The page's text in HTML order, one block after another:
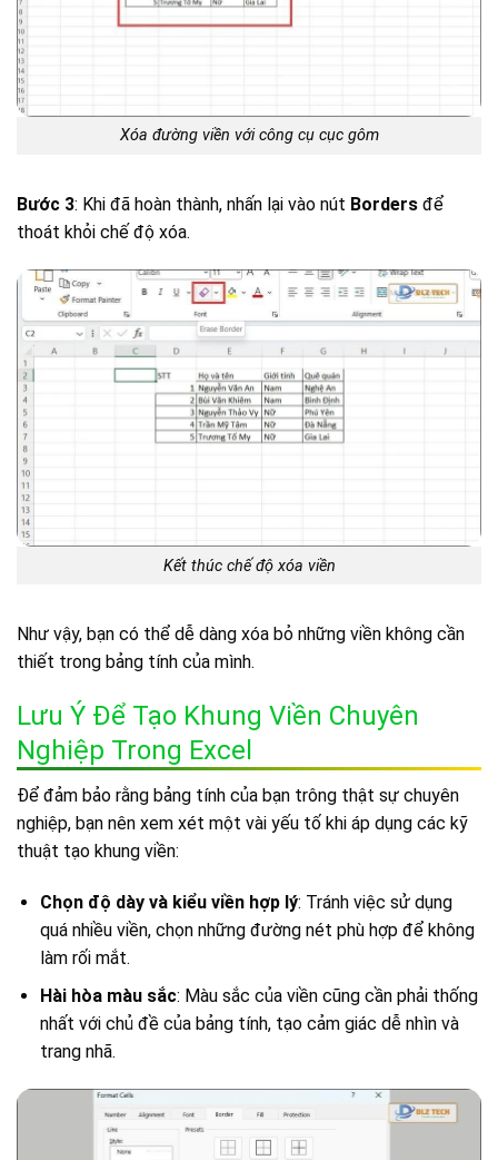
Xóa đường viền với công cụ cục gôm
Bước 3: Khi đã hoàn thành, nhấn lại vào nút Borders để
thoát khỏi chế độ xóa.
Kết thúc chế độ xóa viền
Như vậy, bạn có thể dễ dàng xóa bỏ những viền không cần
thiết trong bảng tính của mình.
Lưu Ý Để Tạo Khung Viền Chuyên
Nghiệp Trong Excel
Để đảm bảo rằng bảng tính của bạn trông thật sự chuyên
nghiệp, bạn nên xem xét một vài yếu tố khi áp dụng các kỹ
thuật tạo khung viền:
Chọn độ dày và kiểu viền hợp lý: Tránh việc sử dụng
quá nhiều viền, chọn những đường nét phù hợp để không
làm rối mắt.
Hài hòa màu sắc: Màu sắc của viền cũng cần phải thống
nhất với chủ đề của bảng tính, tạo cảm giác dễ nhìn và
trang nhã.